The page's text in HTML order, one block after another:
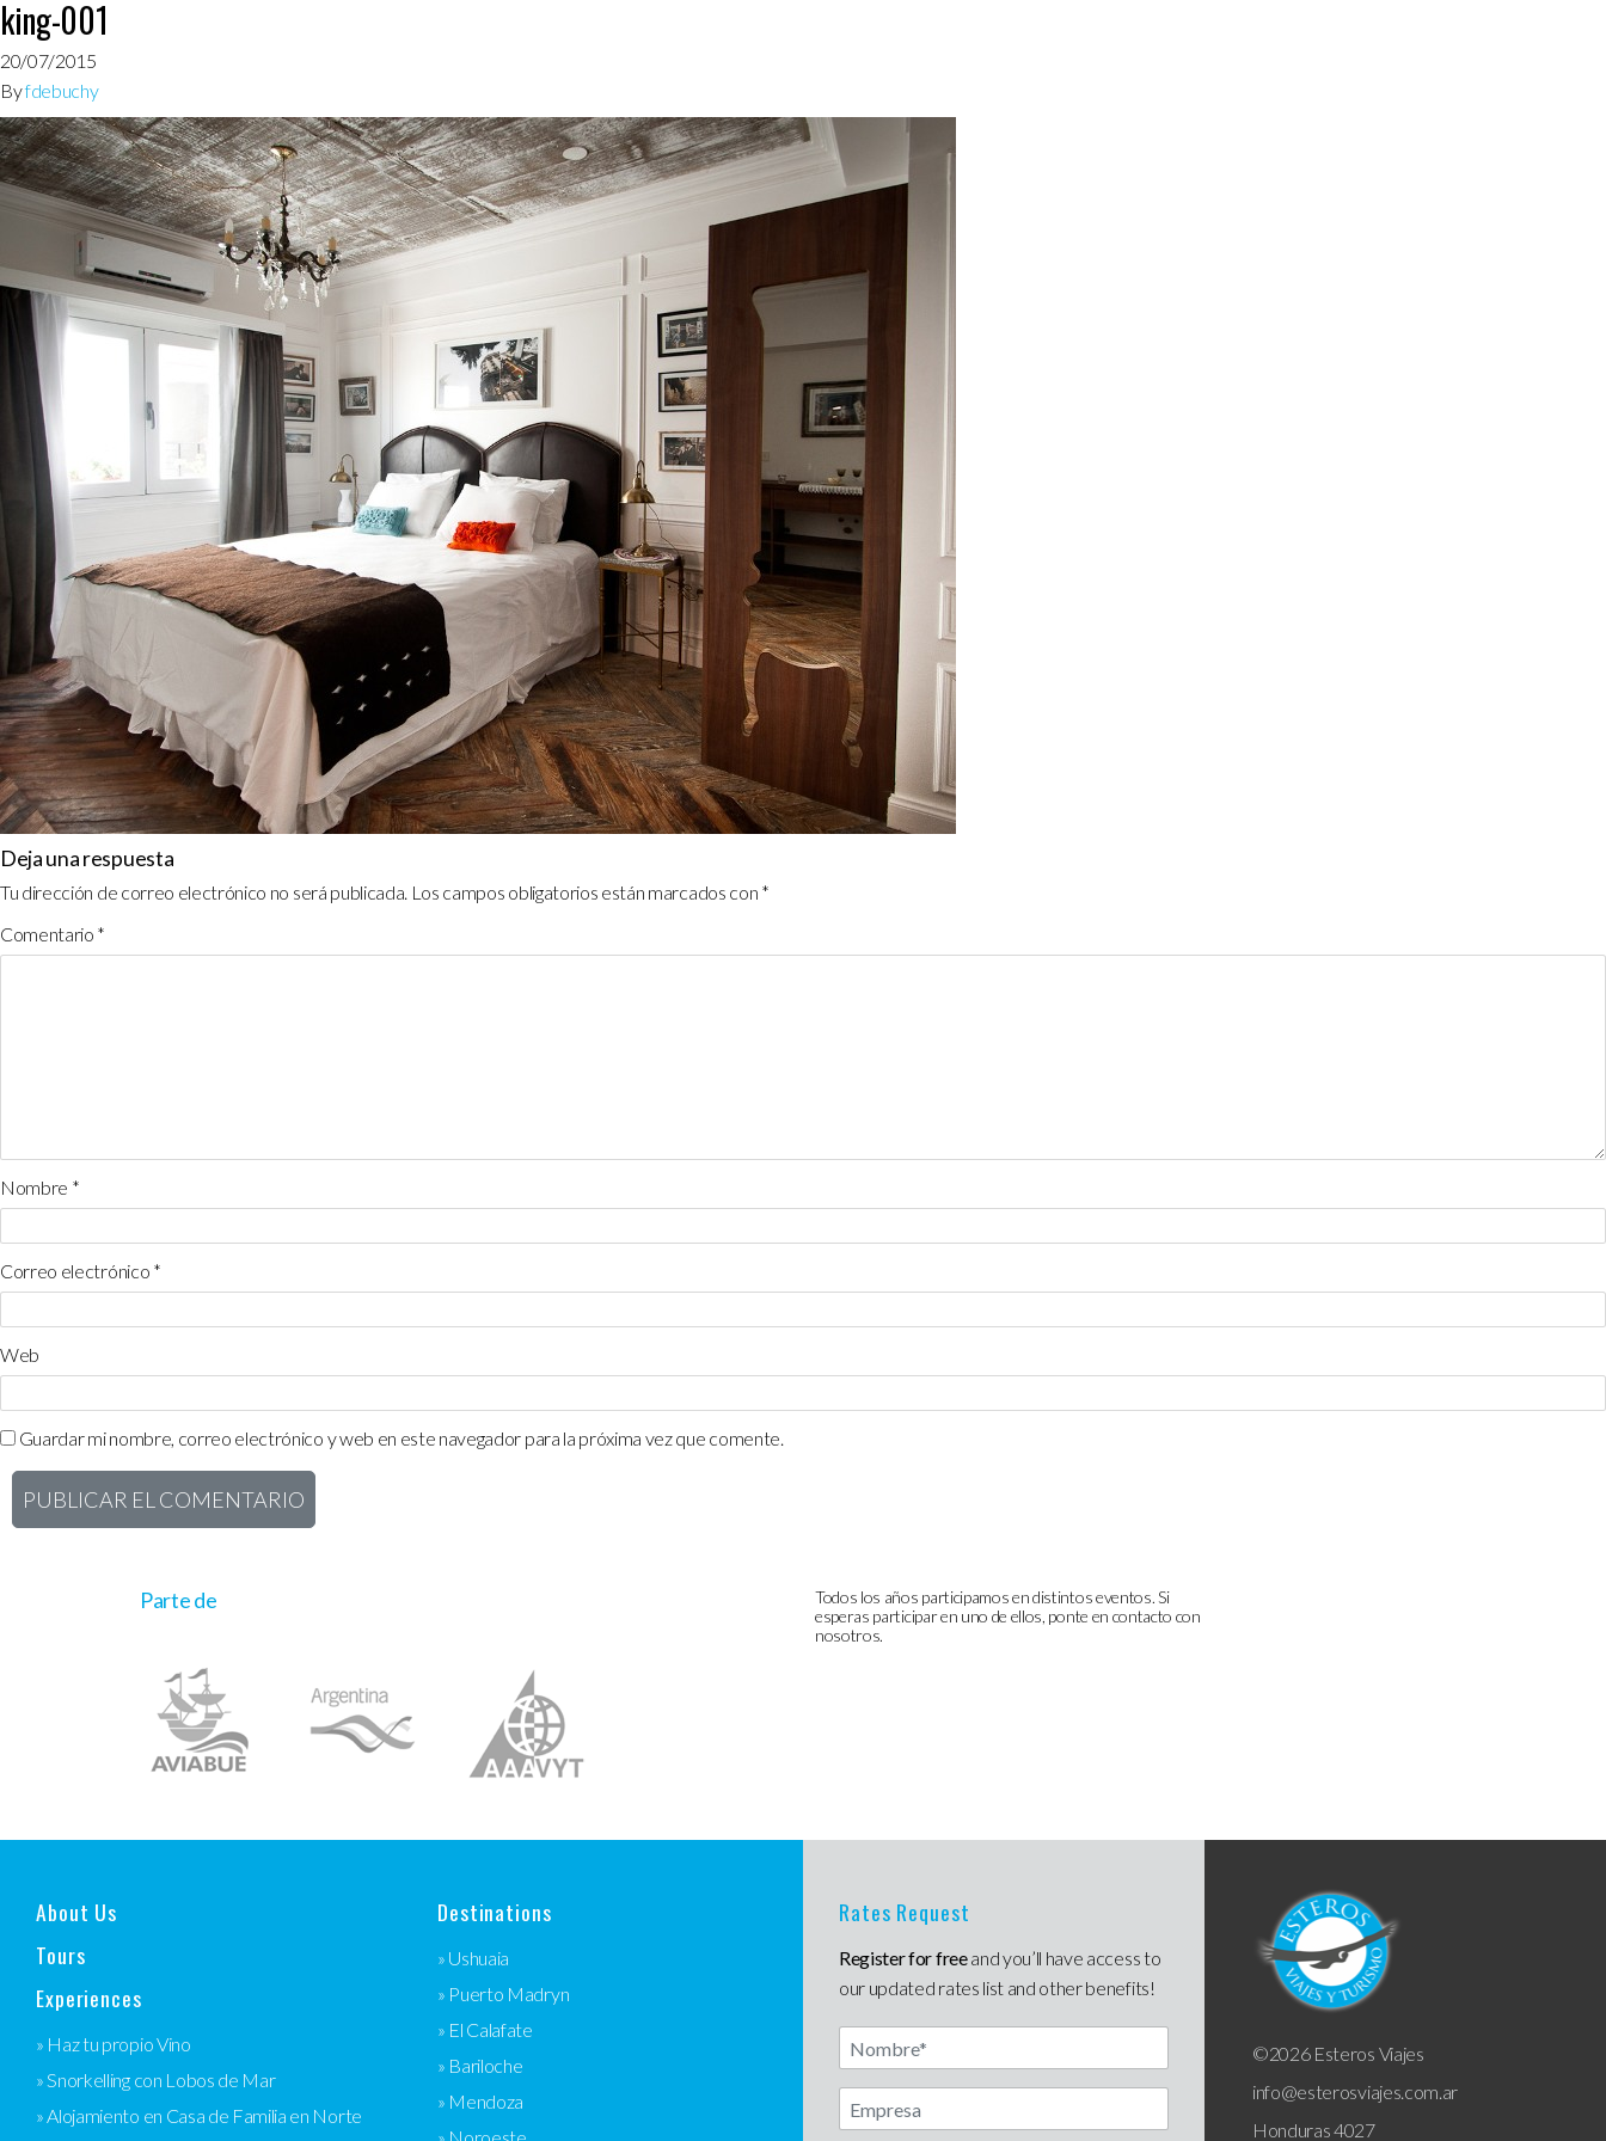
king-001
20/07/2015
Byfdebuchy
Deja una respuesta
Tu dirección de correo electrónico no será publicada. Los campos obligatorios están marcados con *
Comentario *
Nombre *
Correo electrónico *
Web
Guardar mi nombre, correo electrónico y web en este navegador para la próxima vez que comente.
Parte de
Todos los años participamos en distintos eventos. Si
esperas participar en uno de ellos, ponte en contacto con
nosotros.
About Us
Tours
Experiences
» Haz tu propio Vino
» Snorkelling con Lobos de Mar
» Alojamiento en Casa de Familia en Norte
Destinations
» Ushuaia
» Puerto Madryn
» El Calafate
» Bariloche
» Mendoza
Rates Request
Register for freeand you’ll have access to
our updated rates list and other benefits!
Nombre
©2026 Esteros Viajes
info@esterosviajes.com.ar
Honduras 4027